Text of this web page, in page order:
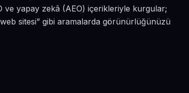
ve yapay zekâ (AEO) içerikleriyle kurgular;
sitesi” gibi aramalarda görünürlüğünüzü